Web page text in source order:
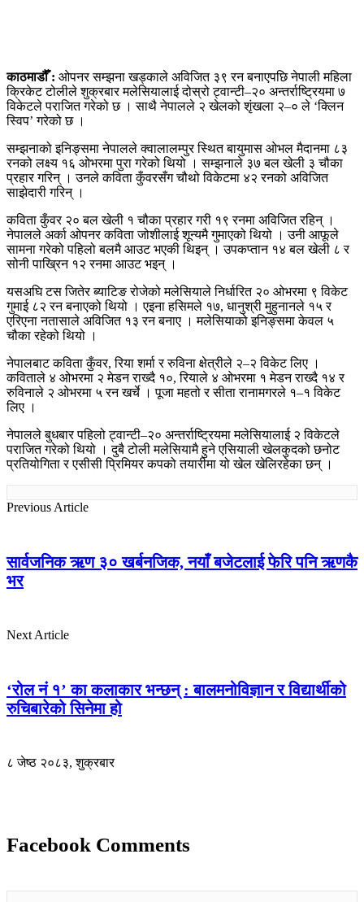
काठमाडौँ : ओपनर सम्झना खड्काले अविजित ३९ रन बनाएपछि नेपाली महिला
क्रिकेट टोलीले शुक्रबार मलेसियालाई दोस्रो ट्वान्टी–२० अन्तर्राष्ट्रियमा ७
विकेटले पराजित गरेको छ । साथै नेपालले २ खेलको शृंखला २–० ले ‘क्लिन
स्विप’ गरेको छ ।
सम्झनाको इनिङ्समा नेपालले क्वालालम्पुर स्थित बायुमास ओभल मैदानमा ८३
रनको लक्ष्य १६ ओभरमा पुरा गरेको थियो । सम्झनाले ३७ बल खेली ३ चौका
प्रहार गरिन् । उनले कविता कुँवरसँग चौथो विकेटमा ४२ रनको अविजित
साझेदारी गरिन् ।
कविता कुँवर २० बल खेली १ चौका प्रहार गरी १९ रनमा अविजित रहिन् ।
नेपालले अर्का ओपनर कविता जोशीलाई शून्यमै गुमाएको थियो । उनी आफूले
सामना गरेको पहिलो बलमै आउट भएकी थिइन् । उपकप्तान १४ बल खेली ८ र
सोनी पाख्रिन १२ रनमा आउट भइन् ।
यसअघि टस जितेर ब्याटिङ रोजेको मलेसियाले निर्धारित २० ओभरमा ९ विकेट
गुमाई ८२ रन बनाएको थियो । एइना हसिमले १७, धानुश्री मुहुनानले १५ र
एरिएना नतासाले अविजित १३ रन बनाए । मलेसियाको इनिङ्समा केवल ५
चौका रहेको थियो ।
नेपालबाट कविता कुँवर, रिया शर्मा र रुविना क्षेत्रीले २–२ विकेट लिए ।
कविताले ४ ओभरमा २ मेडन राख्दै १०, रियाले ४ ओभरमा १ मेडन राख्दै १४ र
रुविनाले २ ओभरमा ५ रन खर्चे । पूजा महतो र सीता रानामगरले १–१ विकेट
लिए ।
नेपालले बुधबार पहिलो ट्वान्टी–२० अन्तर्राष्ट्रियमा मलेसियालाई २ विकेटले
पराजित गरेको थियो । दुबै टोली मलेसियामै हुने एसियाली खेलकुदको छनोट
प्रतियोगिता र एसीसी प्रिमियर कपको तयारीमा यो खेल खेलिरहेका छन् ।
Previous Article
सार्वजनिक ऋण ३० खर्बनजिक, नयाँ बजेटलाई फेरि पनि ऋणकै
भर
Next Article
‘रोल नं १’ का कलाकार भन्छन् : बालमनोविज्ञान र विद्यार्थीको
रुचिबारेको सिनेमा हो
८ जेष्ठ २०८३, शुक्रबार
Facebook Comments